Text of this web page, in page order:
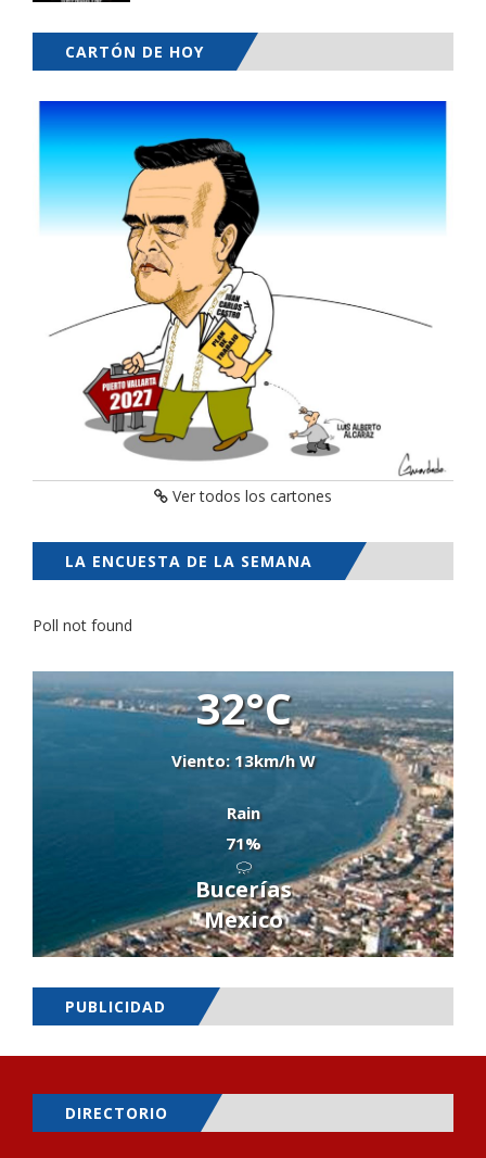
CARTÓN DE HOY
Ver todos los cartones
LA ENCUESTA DE LA SEMANA
Poll not found
32°C
Viento: 13km/h W
Rain
71%
Bucerías
Mexico
PUBLICIDAD
DIRECTORIO